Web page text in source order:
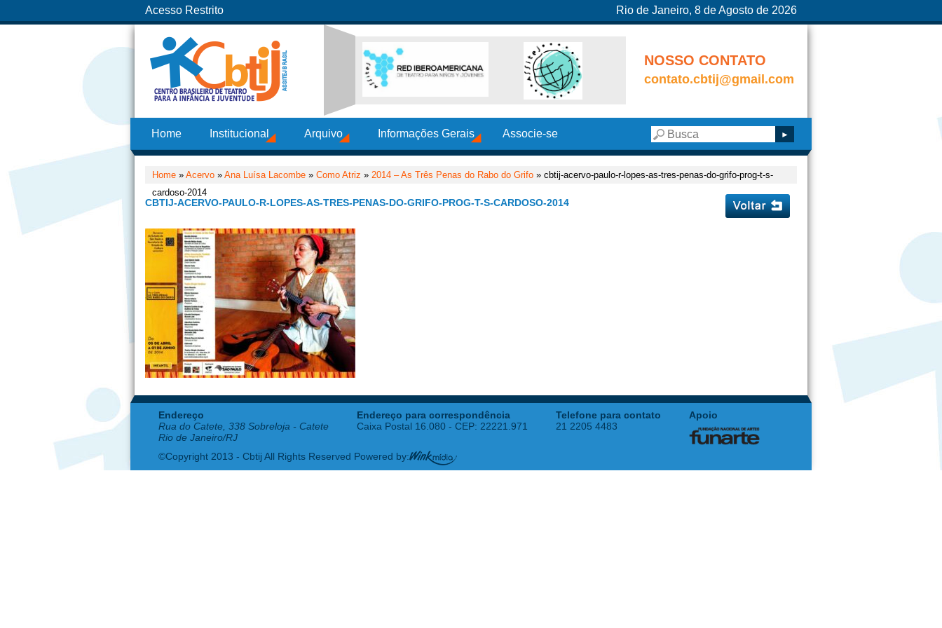
Acesso Restrito Rio de Janeiro, 8 de Agosto de 2026
NOSSO CONTATO
contato.cbtij@gmail.com
Home Institucional Arquivo Informações Gerais Associe-se
Home » Acervo » Ana Luísa Lacombe » Como Atriz » 2014 – As Três Penas do Rabo do Grifo » cbtij-acervo-paulo-r-lopes-as-tres-penas-do-grifo-prog-t-s-
cardoso-2014
CBTIJ-ACERVO-PAULO-R-LOPES-AS-TRES-PENAS-DO-GRIFO-PROG-T-S-CARDOSO-2014
Endereço
Rua do Catete, 338 Sobreloja - Catete
Rio de Janeiro/RJ
Endereço para correspondência
Caixa Postal 16.080 - CEP: 22221.971
Telefone para contato
21 2205 4483
Apoio
©Copyright 2013 - Cbtij All Rights Reserved Powered by: